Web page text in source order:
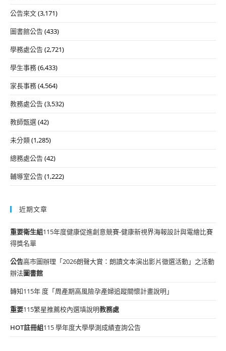
公告來文(3,171)
圖書館公告(433)
學務處公告(2,721)
學生事務(6,433)
家長事務(4,564)
教務處公告(3,532)
教師甄選(42)
未分類(1,285)
總務處公告(42)
輔導室公告(1,222)
近期文章
重要衛生組115年度健康促進創意競賽-健康新視界海報設計與電繪比賽
得獎名單
公告高市圖辦理「2026朗聲大賞：朗讀文本演出影片徵選活動」之活動
辦法圖書館
轉知115年 度「周產期高風險孕產婦追蹤關懷計畫說明」
重要115繁星推薦校內選填說明教務處
HOT註冊組115 學年度大學學測成績查詢公告